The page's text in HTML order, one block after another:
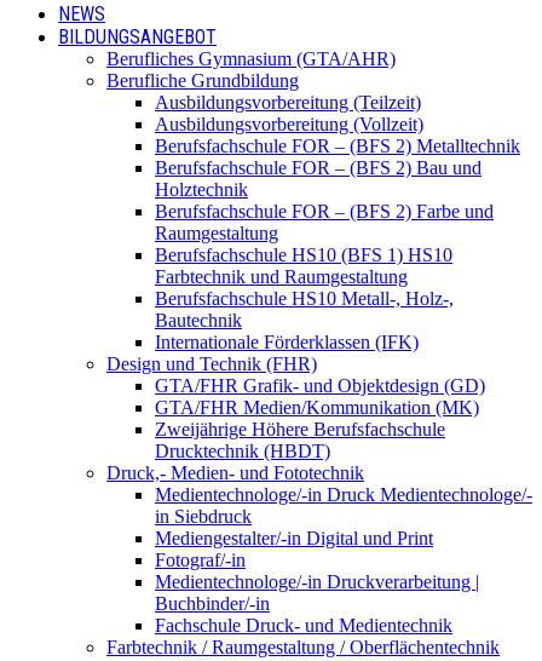
NEWS
BILDUNGSANGEBOT
Berufliches Gymnasium (GTA/AHR)
Berufliche Grundbildung
Ausbildungsvorbereitung (Teilzeit)
Ausbildungsvorbereitung (Vollzeit)
Berufsfachschule FOR – (BFS 2) Metalltechnik
Berufsfachschule FOR – (BFS 2) Bau und
Holztechnik
Berufsfachschule FOR – (BFS 2) Farbe und
Raumgestaltung
Berufsfachschule HS10 (BFS 1) HS10
Farbtechnik und Raumgestaltung
Berufsfachschule HS10 Metall-, Holz-,
Bautechnik
Internationale Förderklassen (IFK)
Design und Technik (FHR)
GTA/FHR Grafik- und Objektdesign (GD)
GTA/FHR Medien/Kommunikation (MK)
Zweijährige Höhere Berufsfachschule
Drucktechnik (HBDT)
Druck,- Medien- und Fototechnik
Medientechnologe/-in Druck Medientechnologe/-
in Siebdruck
Mediengestalter/-in Digital und Print
Fotograf/-in
Medientechnologe/-in Druckverarbeitung |
Buchbinder/-in
Fachschule Druck- und Medientechnik
Farbtechnik / Raumgestaltung / Oberflächentechnik